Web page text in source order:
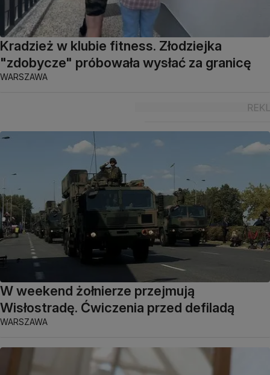
Kradzież w klubie fitness. Złodziejka
"zdobycze" próbowała wysłać za granicę
WARSZAWA
W weekend żołnierze przejmują
Wisłostradę. Ćwiczenia przed defiladą
WARSZAWA